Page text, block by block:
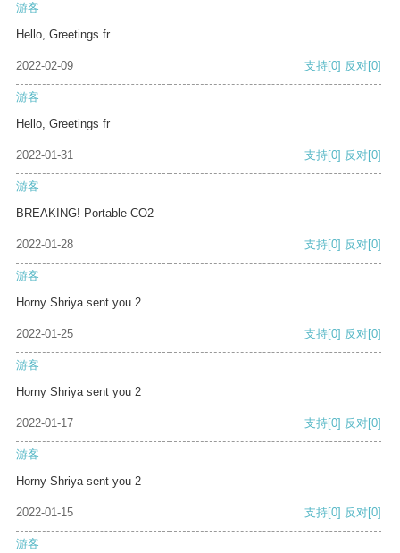
游客
Hello, Greetings fr
2022-02-09 支持[0] 反对[0]
游客
Hello, Greetings fr
2022-01-31 支持[0] 反对[0]
游客
BREAKING! Portable CO2
2022-01-28 支持[0] 反对[0]
游客
Horny Shriya sent you 2
2022-01-25 支持[0] 反对[0]
游客
Horny Shriya sent you 2
2022-01-17 支持[0] 反对[0]
游客
Horny Shriya sent you 2
2022-01-15 支持[0] 反对[0]
游客